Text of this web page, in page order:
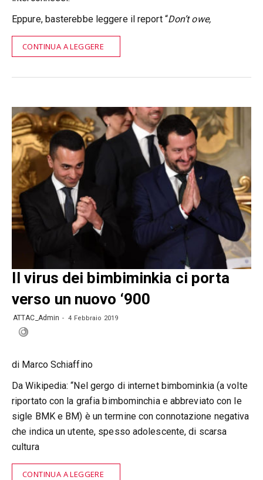
Eppure, basterebbe leggere il report “Don’t owe,
CONTINUA A LEGGERE
Il virus dei bimbiminkia ci porta
verso un nuovo ‘900
ATTAC_Admin 4 Febbraio 2019
di Marco Schiaffino
Da Wikipedia: “Nel gergo di internet bimbominkia (a volte
riportato con la grafia bimbominchia e abbreviato con le
sigle BMK e BM) è un termine con connotazione negativa
che indica un utente, spesso adolescente, di scarsa
cultura
CONTINUA A LEGGERE